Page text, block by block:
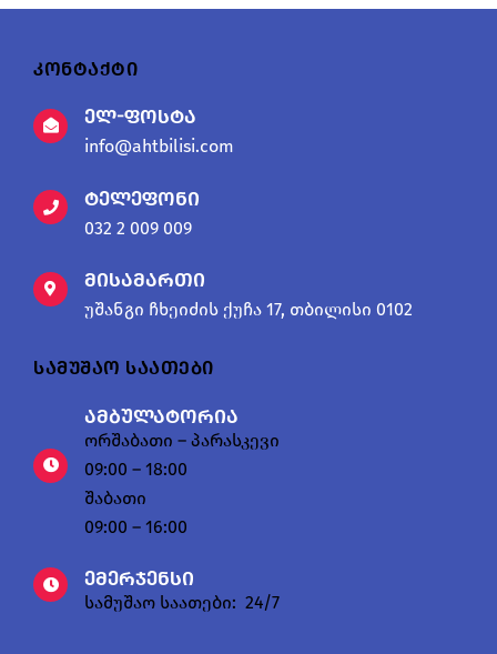
კონტაქტი
ელ-ფოსტა
info@ahtbilisi.com
ტელეფონი
032 2 009 009
მისამართი
უშანგი ჩხეიძის ქუჩა 17, თბილისი 0102
სამუშაო საათები
ამბულატორია
ორშაბათი – პარასკევი
09:00 – 18:00
შაბათი
09:00 – 16:00
ემერჯენსი
სამუშაო საათები: 24/7